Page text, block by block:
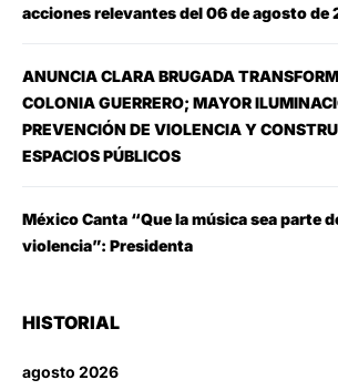
acciones relevantes del 06 de agosto de
ANUNCIA CLARA BRUGADA
COLONIA GUERRERO; MAYOR
PREVENCIÓN DE VIOLENCIA Y
ESPACIOS PÚBLICOS
México Canta “Que la música sea parte
violencia”: Presidenta
HISTORIAL
agosto 2026